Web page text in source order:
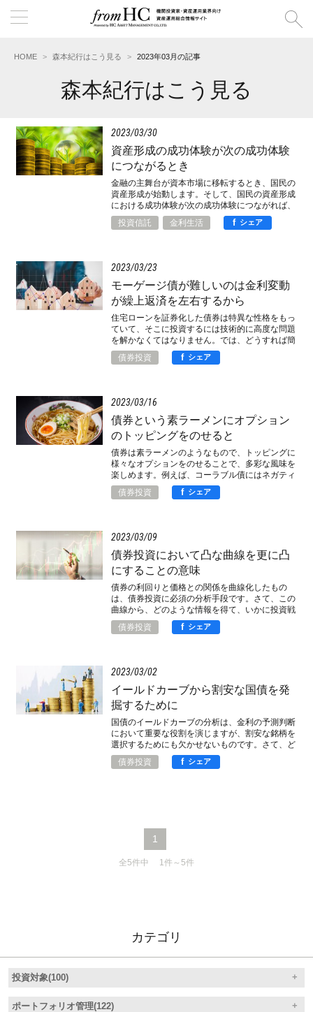
HOME 森本紀行はこう見る 2023年03月の記事
森本紀行はこう見る
2023 03 30
資産形成の成功体験が次の成功体験
につながるとき
金融の主舞台が資本市場に移転するとき、国民の
資産形成が始動します。そして、国民の資産形成
における成功体験が次の成功体験につながれば、
日本の金融は大きく変わるのです。
投資信託 金利生活 f シェア
2023 03 23
モーゲージ債が難しいのは金利変動
が繰上返済を左右するから
住宅ローンを証券化した債券は特異な性格をもっ
ていて、そこに投資するには技術的に高度な問題
を解かなくてはなりません。では、どうすれば簡
単に要点を把握できるのか。
債券投資 f シェア
2023 03 16
債券という素ラーメンにオプション
のトッピングをのせると
債券は素ラーメンのようなもので、トッピングに
様々なオプションをのせることで、多彩な風味を
楽しめます。例えば、コーラブル債にはネガティ
ブコンベクシティという味があるのです。
債券投資 f シェア
2023 03 09
債券投資において凸な曲線を更に凸
にすることの意味
債券の利回りと価格との関係を曲線化したもの
は、債券投資に必須の分析手段です。さて、この
曲線から、どのような情報を得て、いかに投資戦
略の実行に活かすべきか。
債券投資 f シェア
2023 03 02
イールドカーブから割安な国債を発
掘するために
国債のイールドカーブの分析は、金利の予測判断
において重要な役割を演じますが、割安な銘柄を
選択するためにも欠かせないものです。さて、ど
うイールドカーブを使うのか。
債券投資 f シェア
1
全5件中 1件～5件
カテゴリ
投資対象(100)
ポートフォリオ管理(122)